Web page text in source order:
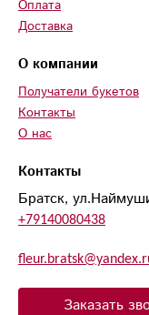
Контакты
Братск,
+79140080438
Заказать
Оплата
Доставка
О компании
Получатели букетов
Контакты
О нас